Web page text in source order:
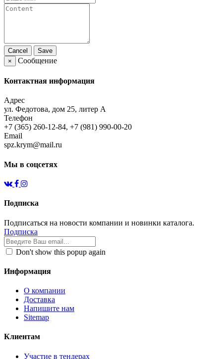
Cancel
Save
×
Сообщение
Контактная информация
Адрес
ул. Федотова, дом 25, литер А
Телефон
+7 (365) 260-12-84, +7 (981) 990-00-20
Email
spz.krym@mail.ru
Мы в соцсетях
Подписка
Подписаться на новости компании и новинки каталога.
Подписка
Don't show this popup again
Информация
О компании
Доставка
Напишите нам
Sitemap
Клиентам
Участие в тендерах